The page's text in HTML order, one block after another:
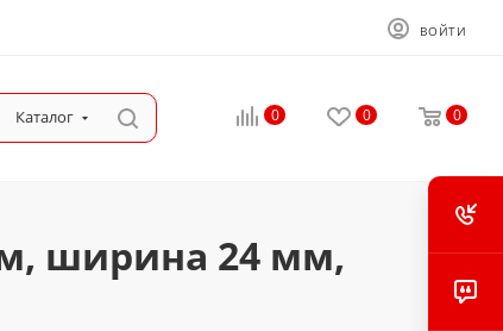
ВОЙТИ
Каталог 0 0 0
ширина 24 мм,